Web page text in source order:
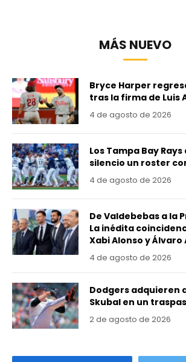
MÁS NUEVO
Bryce Harper
tras la firma de Luis
4 de agosto de 2026
Los Tampa Bay
silencio un roster
4 de agosto de 2026
De Valdebebas a la
La inédita
Xabi Alonso y Álvaro
4 de agosto de 2026
Dodgers adquieren
Skubal en un
2 de agosto de 2026